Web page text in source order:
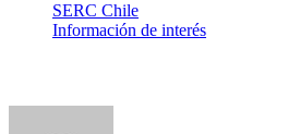
SERC Chile
Información de interés